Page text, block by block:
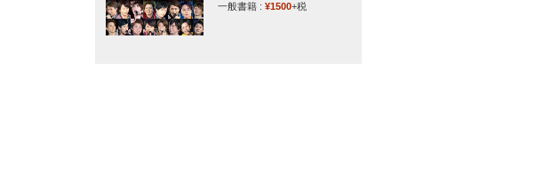
一般書籍 : ¥1500+税